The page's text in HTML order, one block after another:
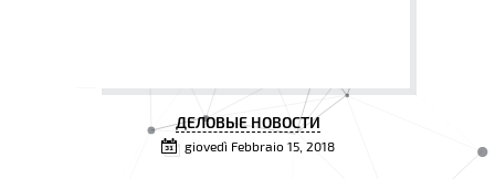
ДЕЛОВЫЕ НОВОСТИ
giovedì Febbraio 15, 2018